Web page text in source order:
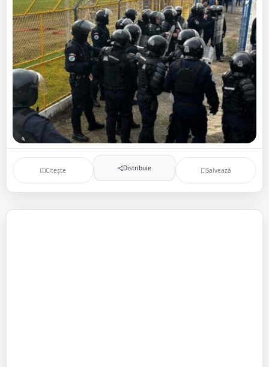
Citește Distribuie Salvează